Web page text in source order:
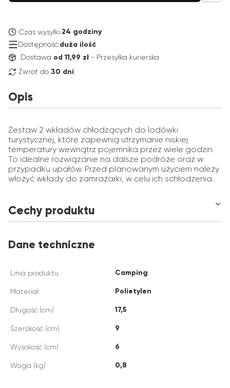
Czas wysyłki:24 godziny
Dostępność:duża ilość
Dostawa od 11,99 zł - Przesyłka kurierska
Zwrot do 30 dni
Opis
Zestaw 2 wkładów chłodzących do lodówki
turystycznej, które zapewnią utrzymanie niskiej
temperatury wewnątrz pojemnika przez wiele godzin.
To idealne rozwiązanie na dalsze podróże oraz w
przypadku upałów. Przed planowanym użyciem należy
włożyć wkłady do zamrażarki, w celu ich schłodzenia.
Cechy produktu
Dane techniczne
Linia produktu Camping
Materiał Polietylen
Długość (cm) 17,5
Szerokość (cm) 9
Wysokość (cm) 6
Waga (kg) 0,8